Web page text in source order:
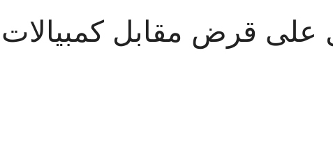
قرض مقابل كمبيالات